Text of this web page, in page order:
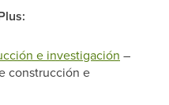
e investigación –
construcción e